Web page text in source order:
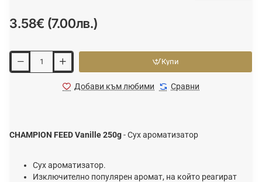
3.58€ (7.00лв.)
Купи
Добави към любими Сравни
CHAMPION FEED Vanille 250g- Сух ароматизатор
Сух ароматизатор.
Изключително популярен аромат, на който реагират